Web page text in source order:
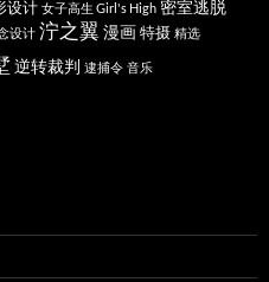
设计 女子高生 Girl's High 密室逃脱
设计 泞之翼 漫画 特摄 精选
逆转裁判 逮捕令 音乐